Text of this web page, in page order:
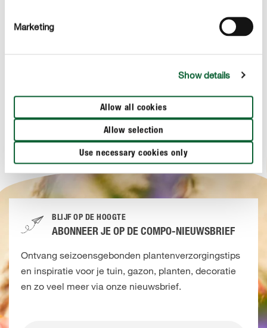
Marketing
Show details
Allow all cookies
Allow selection
Use necessary cookies only
+32 9 311 00 08
BLIJF OP DE HOOGTE
ABONNEER JE OP DE COMPO-NIEUWSBRIEF
Ontvang seizoensgebonden plantenverzorgingstips
en inspiratie voor je tuin, gazon, planten, decoratie
en zo veel meer via onze nieuwsbrief.